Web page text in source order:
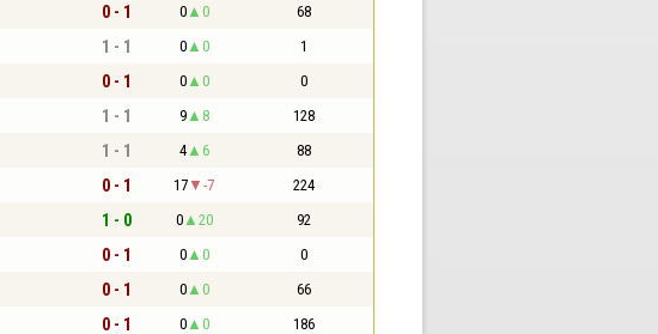
0 - 1 0 0 68
1 - 1 0 0 1
0 - 1 0 0 0
1 - 1 9 8 128
1 - 1 4 6 88
0 - 1 17 -7 224
1 - 0 0 20 92
0 - 1 0 0 0
0 - 1 0 0 66
0 - 1 0 0 186